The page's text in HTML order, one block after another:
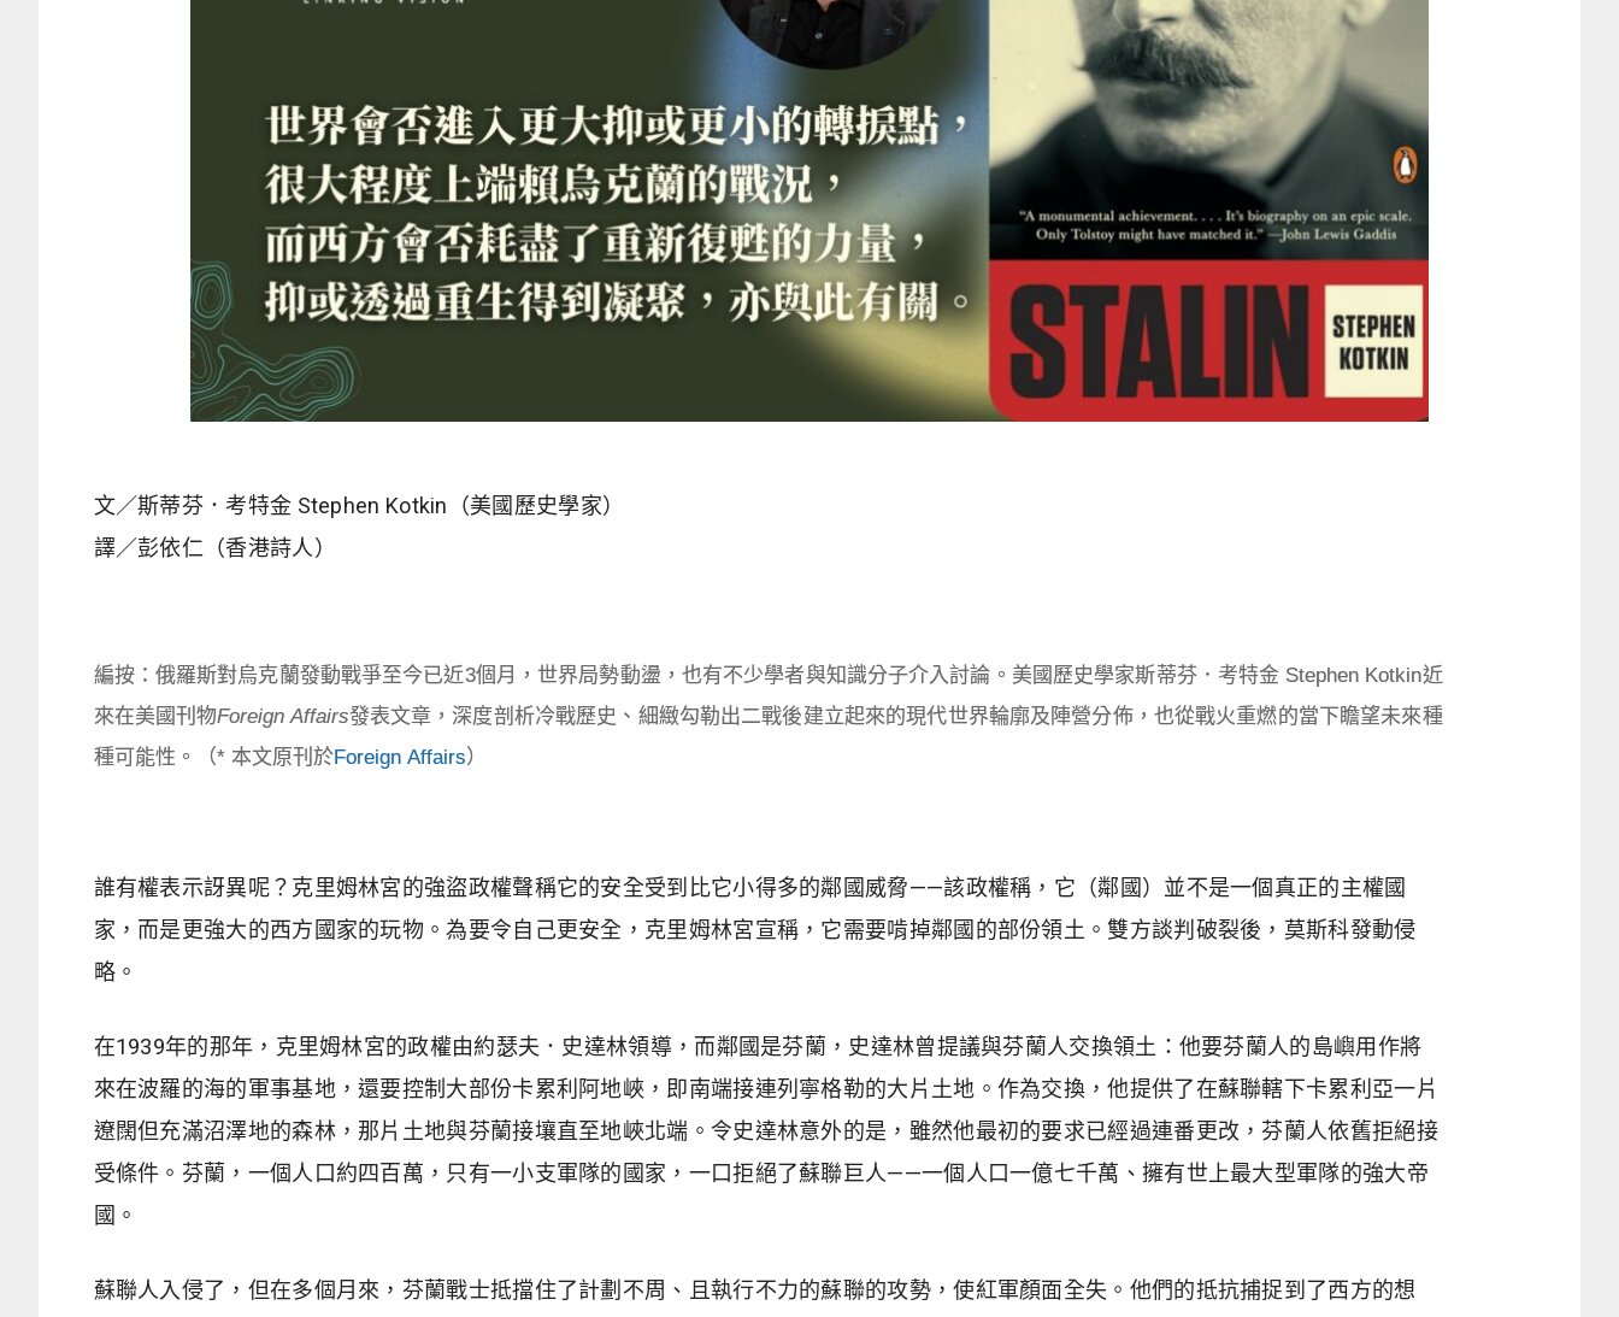
文／斯蒂芬．考特金 Stephen Kotkin（美國歷史學家）
譯／彭依仁（香港詩人）
編按：俄羅斯對烏克蘭發動戰爭至今已近3個月，世界局勢動盪，也有不少學者與知識分子介入討論。美國歷史學家斯蒂芬．考特金 Stephen Kotkin近
來在美國刊物Foreign Affairs發表文章，深度剖析冷戰歷史、細緻勾勒出二戰後建立起來的現代世界輪廓及陣營分佈，也從戰火重燃的當下瞻望未來種
種可能性。（* 本文原刊於Foreign Affairs）
誰有權表示訝異呢？克里姆林宮的強盜政權聲稱它的安全受到比它小得多的鄰國威脅——該政權稱，它（鄰國）並不是一個真正的主權國
家，而是更強大的西方國家的玩物。為要令自己更安全，克里姆林宮宣稱，它需要啃掉鄰國的部份領土。雙方談判破裂後，莫斯科發動侵
略。
在1939年的那年，克里姆林宮的政權由約瑟夫．史達林領導，而鄰國是芬蘭，史達林曾提議與芬蘭人交換領土：他要芬蘭人的島嶼用作將
來在波羅的海的軍事基地，還要控制大部份卡累利阿地峽，即南端接連列寧格勒的大片土地。作為交換，他提供了在蘇聯轄下卡累利亞一片
遼闊但充滿沼澤地的森林，那片土地與芬蘭接壤直至地峽北端。令史達林意外的是，雖然他最初的要求已經過連番更改，芬蘭人依舊拒絕接
受條件。芬蘭，一個人口約四百萬，只有一小支軍隊的國家，一口拒絕了蘇聯巨人——一個人口一億七千萬、擁有世上最大型軍隊的強大帝
國。
蘇聯人入侵了，但在多個月來，芬蘭戰士抵擋住了計劃不周、且執行不力的蘇聯的攻勢，使紅軍顏面全失。他們的抵抗捕捉到了西方的想